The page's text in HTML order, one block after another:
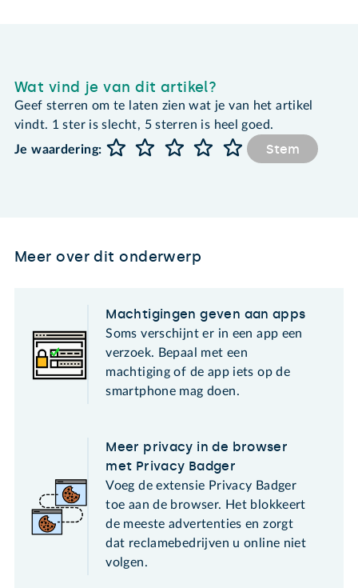
Wat vind je van dit artikel?
Geef sterren om te laten zien wat je van het artikel
vindt. 1 ster is slecht, 5 sterren is heel goed.
Je waardering:
Stem
Meer over dit onderwerp
Machtigingen geven aan apps
Soms verschijnt er in een app een
verzoek. Bepaal met een
machtiging of de app iets op de
smartphone mag doen.
Meer privacy in de browser
met Privacy Badger
Voeg de extensie Privacy Badger
toe aan de browser. Het blokkeert
de meeste advertenties en zorgt
dat reclamebedrijven u online niet
volgen.